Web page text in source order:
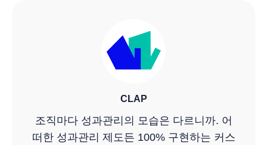
CLAP
조직마다 성과관리의 모습은 다르니까. 어
떠한 성과관리 제도든 100% 구현하는 커스